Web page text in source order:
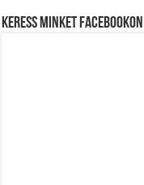
Keress minket Facebookon